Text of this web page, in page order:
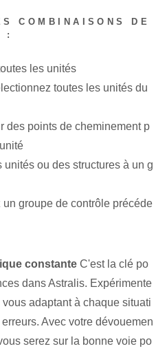
COMBINAISONS DE
:
les unités
toutes les unités du
des points de cheminement p
unités ou des structures à un g
un groupe de contrôle précéde
constante C'est la clé po
dans Astralis. Expérimente
adaptant à chaque situati
Avec votre dévouemen
serez sur la bonne voie po